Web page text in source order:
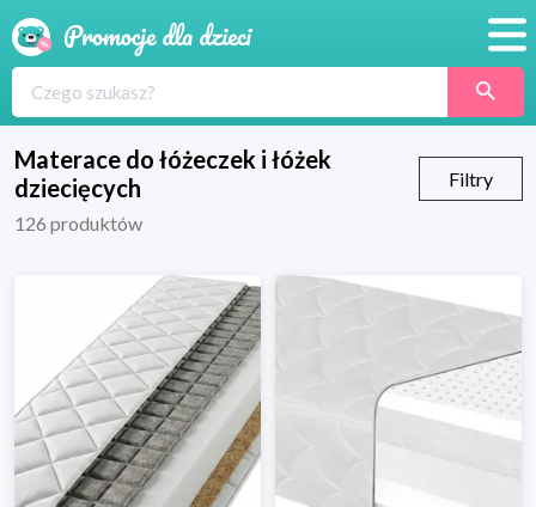
Produkty
Wyprawka
Materace do łóżeczek i łóżek
dziecięcych
Filtry
126 produktów